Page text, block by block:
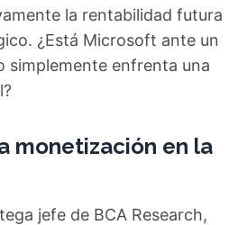
la rentabilidad futura
¿Está Microsoft ante un
simplemente enfrenta una
monetización en la
jefe de BCA Research,